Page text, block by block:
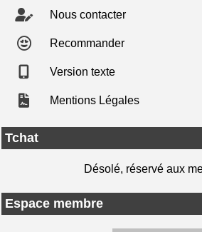
Nous contacter
Recommander
Version texte
Mentions Légales
Tchat
Désolé, réservé aux
Espace membre